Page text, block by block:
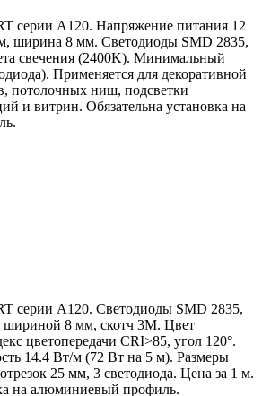
серии A120. Напряжение питания 12
ширина 8 мм. Светодиоды SMD 2835,
свечения (2400K). Минимальный
Применяется для декоративной
потолочных ниш, подсветки
и витрин. Обязательна установка на
серии A120. Светодиоды SMD 2835,
шириной 8 мм, скотч 3M. Цвет
цветопередачи CRI>85, угол 120°.
14.4 Вт/м (72 Вт на 5 м). Размеры
25 мм, 3 светодиода. Цена за 1 м.
на алюминиевый профиль.